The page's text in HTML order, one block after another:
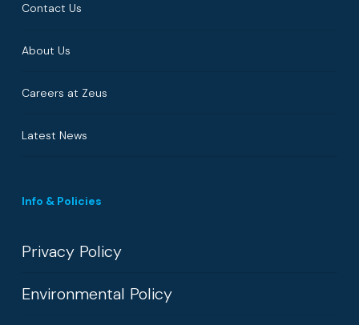
Contact Us
About Us
Careers at Zeus
Latest News
Info & Policies
Privacy Policy
Environmental Policy